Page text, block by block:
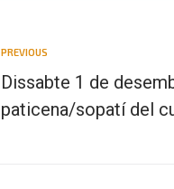
PREVIOUS
Dissabte 1 de
paticena/sopatí del